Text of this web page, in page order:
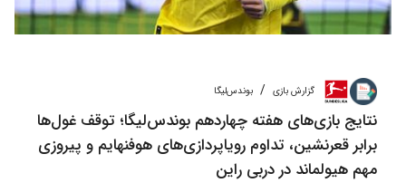
گزارش بازی / بوندس‌لیگا
نتایج بازی‌های هفته چهاردهم بوندس‌لیگا؛ توقف غول‌ها
برابر قعرنشین، تداوم رویاپردازی‌های هوفنهایم و پیروزی
مهم هیولماند در دربی راین